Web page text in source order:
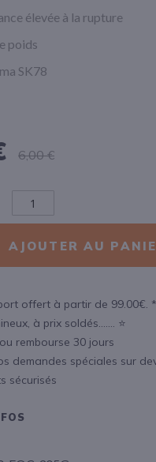
élevée à la rupture
poids
SK78
6,00 €
AJOUTER AU
offert à partir de 99.00€.
à prix soldés....... ⭐
rembourse 30 jours
demandes spéciales sur
sécurisés